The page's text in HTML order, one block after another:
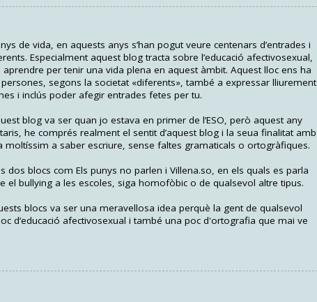
de vida, en aquests anys s’han pogut veure centenars d’entrades i
Especialment aquest blog tracta sobre l’educació afectivosexual,
per tenir una vida plena en aquest àmbit. Aquest lloc ens ha
segons la societat «diferents», també a expressar lliurement
i inclús poder afegir entrades fetes per tu.
blog va ser quan jo estava en primer de l’ESO, però aquest any
he comprés realment el sentit d’aquest blog i la seua finalitat amb
moltíssim a saber escriure, sense faltes gramaticals o ortogràfiques.
dos blocs com Els punys no parlen i Villena.so, en els quals es parla
el bullying a les escoles, siga homofòbic o de qualsevol altre tipus.
blocs va ser una meravellosa idea perquè la gent de qualsevol
d’educació afectivosexual i també una poc d'ortografia que mai ve